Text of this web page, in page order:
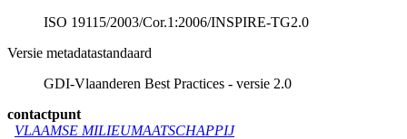
ISO 19115/2003/Cor.1:2006/INSPIRE-TG2.0
Versie metadatastandaard
GDI-Vlaanderen Best Practices - versie 2.0
contactpunt
VLAAMSE MILIEUMAATSCHAPPIJ